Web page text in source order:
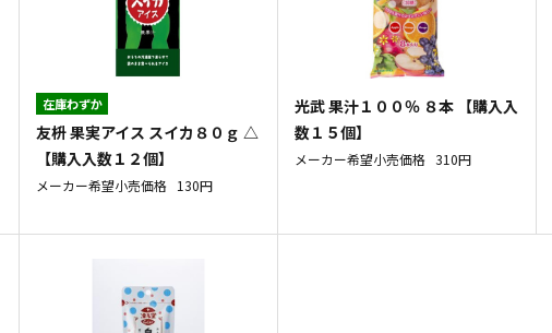
在庫わずか
友枡 果実アイス スイカ８０ｇ △
【購入入数１２個】
メーカー希望小売価格 130円
光武 果汁１００％ ８本 【購入入
数１５個】
メーカー希望小売価格 310円